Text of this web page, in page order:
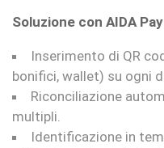
Soluzione con AIDA
Inserimento di QR
bonifici, wallet) su ogni
Riconciliazione
multipli.
Identificazione in